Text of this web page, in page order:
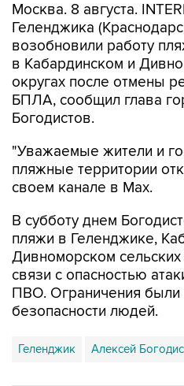
Москва. 8 августа.
Геленджика
возобновили работу
в Кабардинском и
округах после отмены
БПЛА, сообщил глава
Богодистов.
"Уважаемые жители и
пляжные территории
своем канале в Max.
В субботу днем
пляжи в Геленджике,
Дивноморском
связи с опасностью
ПВО. Ограничения
безопасности людей.
Геленджик Алексей